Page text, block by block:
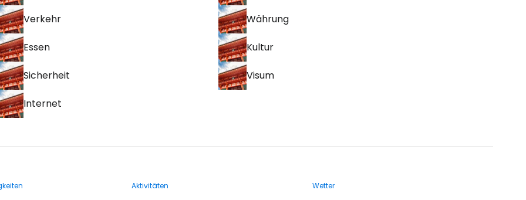
Verkehr Währung
Essen Kultur
Sicherheit Visum
Internet
Aktivitäten
Wetter